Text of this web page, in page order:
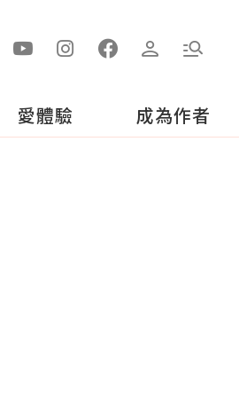
愛體驗 成為作者